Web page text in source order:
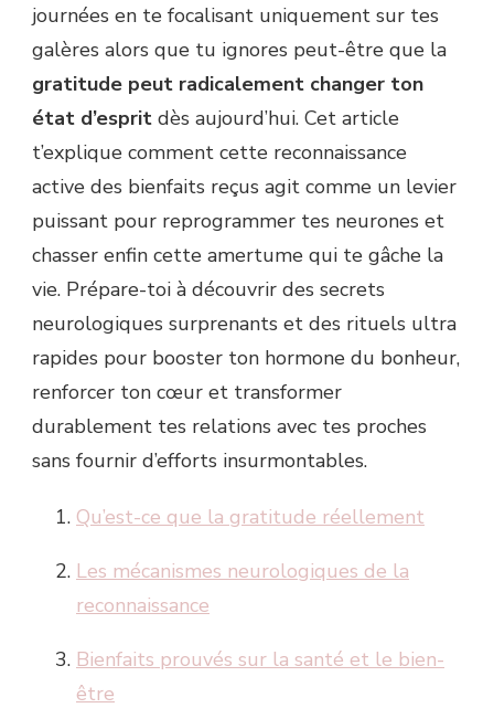
journées en te focalisant uniquement sur tes
galères alors que tu ignores peut-être que la
gratitude peut radicalement changer ton
état d’esprit dès aujourd’hui. Cet article
t’explique comment cette reconnaissance
active des bienfaits reçus agit comme un levier
puissant pour reprogrammer tes neurones et
chasser enfin cette amertume qui te gâche la
vie. Prépare-toi à découvrir des secrets
neurologiques surprenants et des rituels ultra
rapides pour booster ton hormone du bonheur,
renforcer ton cœur et transformer
durablement tes relations avec tes proches
sans fournir d’efforts insurmontables.
Qu’est-ce que la gratitude réellement
Les mécanismes neurologiques de la
reconnaissance
Bienfaits prouvés sur la santé et le bien-
être